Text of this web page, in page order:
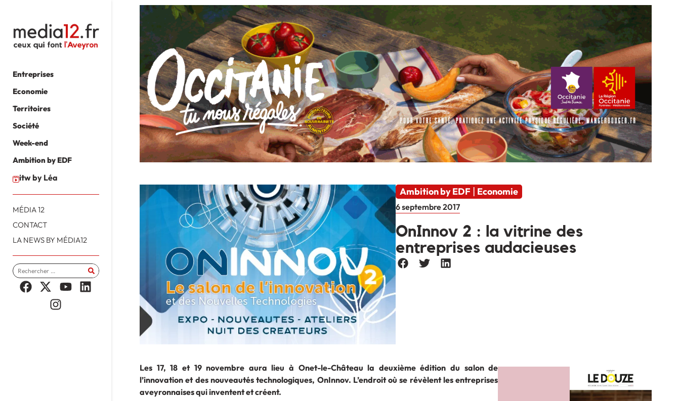
Entreprises
Economie
Territoires
Société
Week-end
Ambition by EDF
itw by Léa
MÉDIA 12
CONTACT
LA NEWS BY MÉDIA12
Ambition by EDF Economie
6 septembre 2017
OnInnov 2 : la vitrine des
entreprises audacieuses
Les 17, 18 et 19 novembre aura lieu à Onet-le-Château la deuxième édition du salon de
l’innovation et des nouveautés technologiques, OnInnov. L’endroit où se révèlent les entreprises
aveyronnaises qui inventent et créent.